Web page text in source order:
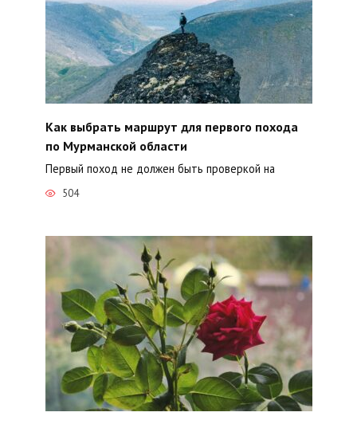
Как выбрать маршрут для первого похода
по Мурманской области
Первый поход не должен быть проверкой на
504